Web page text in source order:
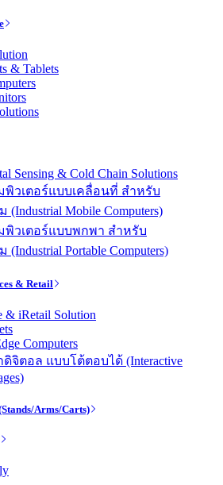
& Tablets
Sensing & Cold Chain Solutions
วเตอร์แบบเคลื่อนที่ สำหรับ
Mobile Computers)
วเตอร์แบบพกพา สำหรับ
Portable Computers)
& Retail
& iRetail Solution
Computers
จิตอล แบบโต้ตอบได้ (Interactive
Arms/Carts)